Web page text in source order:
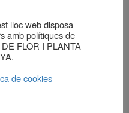
lloc web disposa
amb polítiques de
FLOR I PLANTA
de cookies